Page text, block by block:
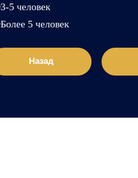
3-5 человек
Более 5 человек
Назад